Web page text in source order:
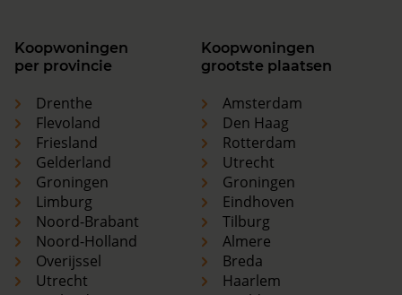
Koopwoningen
per provincie
Drenthe
Flevoland
Friesland
Gelderland
Groningen
Limburg
Noord-Brabant
Noord-Holland
Overijssel
Utrecht
Koopwoningen
grootste plaatsen
Amsterdam
Den Haag
Rotterdam
Utrecht
Groningen
Eindhoven
Tilburg
Almere
Breda
Haarlem